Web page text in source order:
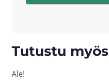
Tutustu myös
Ale!